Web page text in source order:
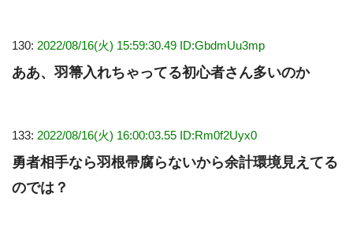
130: 2022/08/16(火) 15:59:30.49 ID:GbdmUu3mp
ああ、羽箒入れちゃってる初心者さん多いのか
133: 2022/08/16(火) 16:00:03.55 ID:Rm0f2Uyx0
勇者相手なら羽根帚腐らないから余計環境見えてる
のでは？